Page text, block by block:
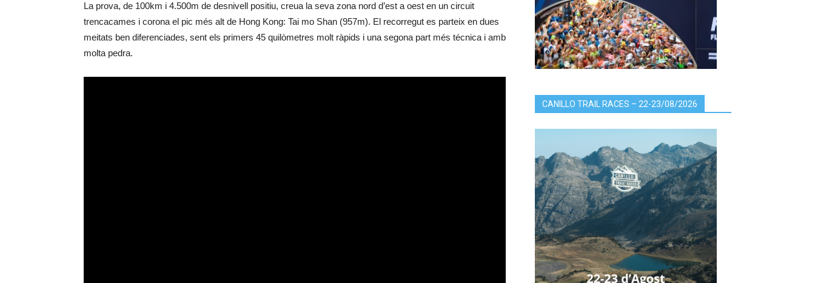
La prova, de 100km i 4.500m de desnivell positiu, creua la seva zona nord d’est a oest en un circuit
trencacames i corona el pic més alt de Hong Kong: Tai mo Shan (957m). El recorregut es parteix en dues
meitats ben diferenciades, sent els primers 45 quilòmetres molt ràpids i una segona part més técnica i amb
molta pedra.
CANILLO TRAIL RACES – 22-23/08/2026